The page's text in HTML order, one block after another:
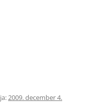
2009. december 4.